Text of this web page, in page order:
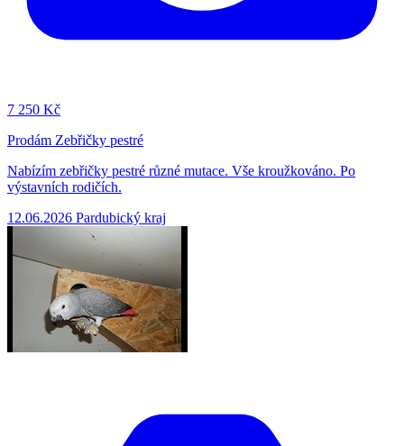
7 250 Kč
Prodám Zebřičky pestré
Nabízím zebřičky pestré různé mutace. Vše kroužkováno. Po
výstavních rodičích.
12.06.2026 Pardubický kraj